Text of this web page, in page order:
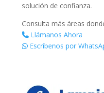
solución de confianza.
Consulta más áreas
Llámanos Ahora
Escríbenos por